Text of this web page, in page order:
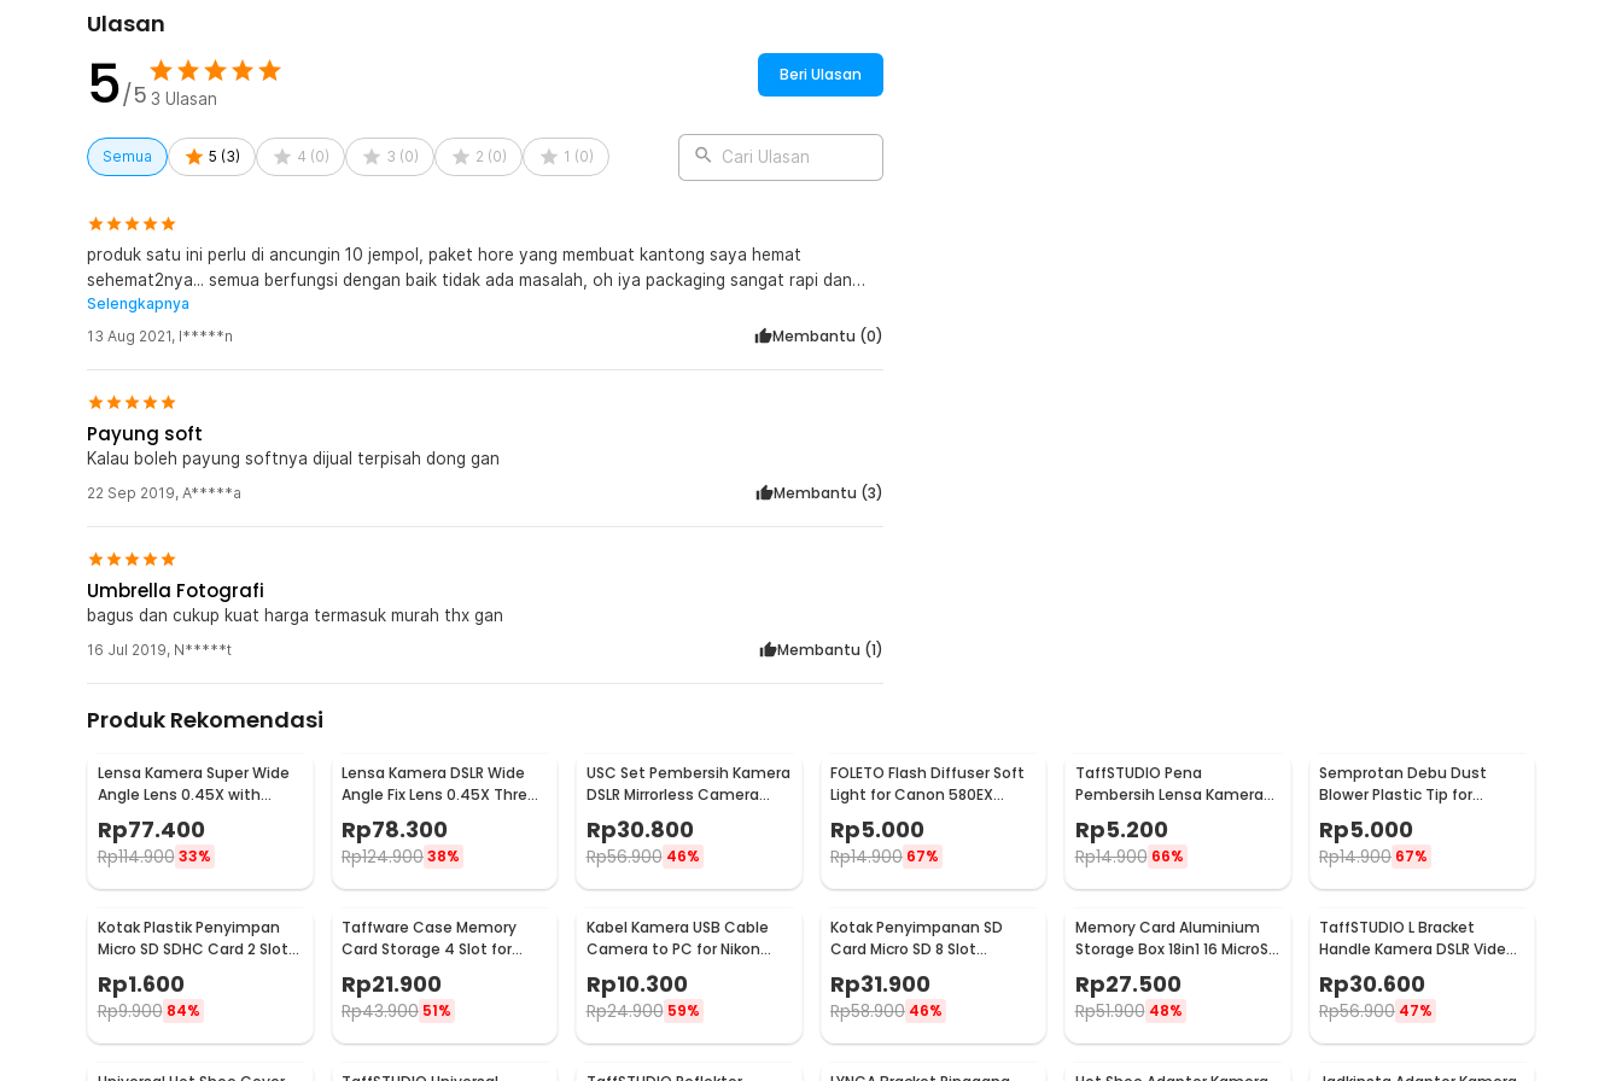
Ulasan
5/5 3 Ulasan
Beri Ulasan
Semua 5 (3) 4 (0) 3 (0) 2 (0) 1 (0) Cari Ulasan
produk satu ini perlu di ancungin 10 jempol, paket hore yang membuat kantong saya hemat
sehemat2nya... semua berfungsi dengan baik tidak ada masalah, oh iya packaging sangat rapi dan
aman. terimakasih. SANGAT REKOMENDASI
Selengkapnya
13 Aug 2021, l*****n Membantu (0)
Payung soft
Kalau boleh payung softnya dijual terpisah dong gan
22 Sep 2019, A*****a Membantu (3)
Umbrella Fotografi
bagus dan cukup kuat harga termasuk murah thx gan
16 Jul 2019, N*****t Membantu (1)
Produk Rekomendasi
Lensa Kamera Super Wide
Angle Lens 0.45X with
S-DAL-0001
Rp77.400
Rp114.900 33%
Lensa Kamera DSLR Wide
Angle Fix Lens 0.45X Thread
52mm with Macro
Rp78.300
Rp124.90038%
USC Set Pembersih Kamera
DSLR Mirrorless Camera
Cleaning Kit - W346
Rp30.800
Rp56.900 46%
FOLETO Flash Diffuser Soft
Light for Canon 580EX
Rp5.000
Rp14.900 67%
TaffSTUDIO Pena
Pembersih Lensa Kamera
Camera - LP-1
Rp5.200
Rp14.900 66%
Semprotan Debu Dust
Blower Plastic Tip for
Watch - 1154
Rp5.000
Rp14.900 67%
Kotak Plastik Penyimpan
Micro SD SDHC Card 2 Slot
Memory Card Storage -
SD10
Rp1.600
Rp9.900 84%
Taffware Case Memory
Card Storage 4 Slot for
- WC0572
Rp21.900
Rp43.900 51%
Kabel Kamera USB Cable
Camera to PC for Nikon
Coolpix 1.5 M - UC-E6
Rp10.300
Rp24.900 59%
Kotak Penyimpanan SD
Card Micro SD 8 Slot
Storage Case Anti
Benturan - 421
Rp31.900
Rp58.900 46%
Memory Card Aluminium
Storage Box 18in1 16 MicroSD
Rp27.500
Rp51.900 48%
TaffSTUDIO L Bracket
Handle Kamera DSLR Video
Rig Flash Light Mount -
XDV-1
Rp30.600
Rp56.900 47%